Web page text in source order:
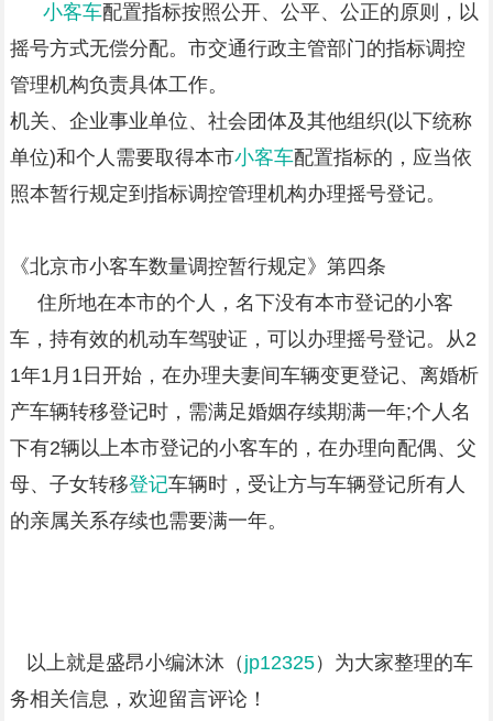
小客车配置指标按照公开、公平、公正的原则，以
摇号方式无偿分配。市交通行政主管部门的指标调控
管理机构负责具体工作。
机关、企业事业单位、社会团体及其他组织(以下统称
单位)和个人需要取得本市小客车配置指标的，应当依
照本暂行规定到指标调控管理机构办理摇号登记。
《北京市小客车数量调控暂行规定》第四条
住所地在本市的个人，名下没有本市登记的小客
车，持有效的机动车驾驶证，可以办理摇号登记。从2
1年1月1日开始，在办理夫妻间车辆变更登记、离婚析
产车辆转移登记时，需满足婚姻存续期满一年;个人名
下有2辆以上本市登记的小客车的，在办理向配偶、父
母、子女转移登记车辆时，受让方与车辆登记所有人
的亲属关系存续也需要满一年。
以上就是盛昂小编沐沐（ jp12325）为大家整理的车
务相关信息，欢迎留言评论！